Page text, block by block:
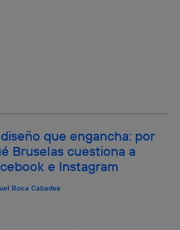
que engancha: por
Bruselas cuestiona a
e Instagram
Roca Cabades